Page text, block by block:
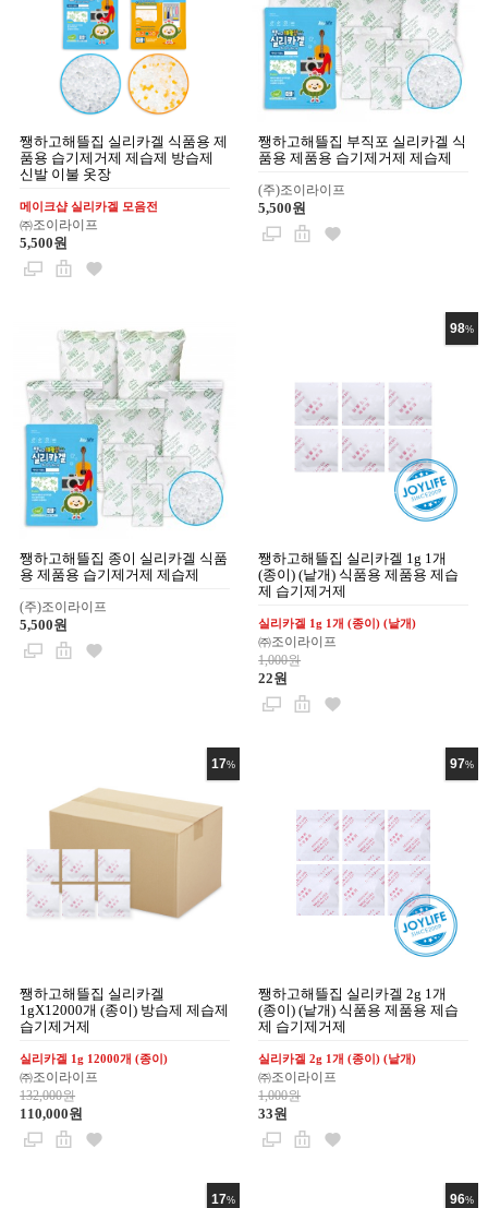
쨍하고해뜰집 실리카겔 식품용 제
품용 습기제거제 제습제 방습제
신발 이불 옷장
메이크샵 실리카겔 모음전
㈜조이라이프
5,500원
쨍하고해뜰집 부직포 실리카겔 식
품용 제품용 습기제거제 제습제
(주)조이라이프
5,500원
쨍하고해뜰집 종이 실리카겔 식품
용 제품용 습기제거제 제습제
(주)조이라이프
5,500원
98%
쨍하고해뜰집 실리카겔 1g 1개
(종이) (낱개) 식품용 제품용 제습
제 습기제거제
실리카겔 1g 1개 (종이) (낱개)
㈜조이라이프
1,000원
22원
17%
쨍하고해뜰집 실리카겔
1gX12000개 (종이) 방습제 제습제
습기제거제
실리카겔 1g 12000개 (종이)
㈜조이라이프
132,000원
110,000원
97%
쨍하고해뜰집 실리카겔 2g 1개
(종이) (낱개) 식품용 제품용 제습
제 습기제거제
실리카겔 2g 1개 (종이) (낱개)
㈜조이라이프
1,000원
33원
17% 96%